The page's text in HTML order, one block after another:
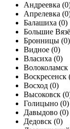
Андреевка (0
Апрелевка (0
Балашиха (0)
Большие
Бронницы (0)
Видное (0)
Власиха (0)
Волоколамск
Воскресенск
Восход (0)
Высоковск (0
Голицыно (0)
Давыдово (0)
Дедовск (0)